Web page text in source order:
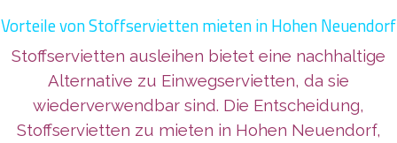
Vorteile von Stoffservietten mieten in Hohen Neuendorf
Stoffservietten ausleihen bietet eine nachhaltige
Alternative zu Einwegservietten, da sie
wiederverwendbar sind. Die Entscheidung,
Stoffservietten zu mieten in Hohen Neuendorf,